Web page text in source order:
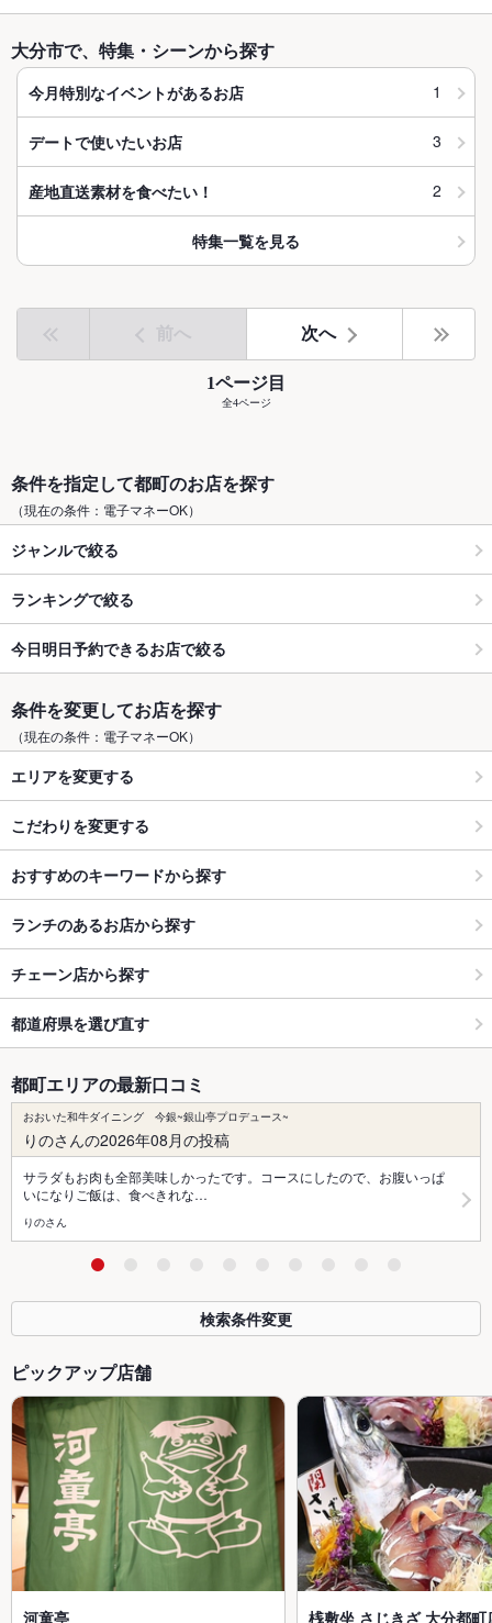
大分市で、特集・シーンから探す
今月特別なイベントがあるお店 1
デートで使いたいお店 3
産地直送素材を食べたい！ 2
特集一覧を見る
前へ 次へ
1ページ目
全4ページ
条件を指定して都町のお店を探す
（現在の条件：電子マネーOK）
ジャンルで絞る
ランキングで絞る
今日明日予約できるお店で絞る
条件を変更してお店を探す
（現在の条件：電子マネーOK）
エリアを変更する
こだわりを変更する
おすすめのキーワードから探す
ランチのあるお店から探す
チェーン店から探す
都道府県を選び直す
都町エリアの最新口コミ
おおいた和牛ダイニング 今銀~銀山亭プロデュース~
りのさんの2026年08月の投稿
サラダもお肉も全部美味しかったです。コースにしたので、お腹いっぱ
いになりご飯は、食べきれな…
りのさん
検索条件変更
ピックアップ店舗
河童亭 桟敷坐 さじきざ 大分都町